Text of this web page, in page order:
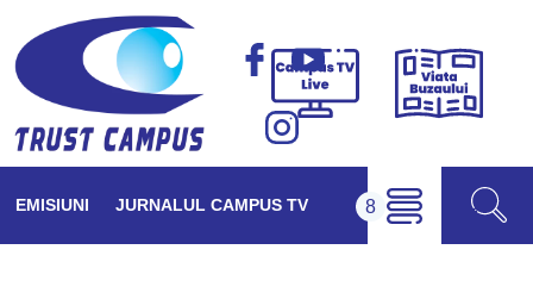
Campus
Viața
EMISIUNI JURNALUL CAMPUS TV